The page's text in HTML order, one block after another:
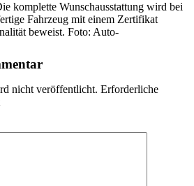
komplette Wunschausstattung wird bei
Fahrzeug mit einem Zertifikat
beweist. Foto: Auto-
nicht veröffentlicht. Erforderliche